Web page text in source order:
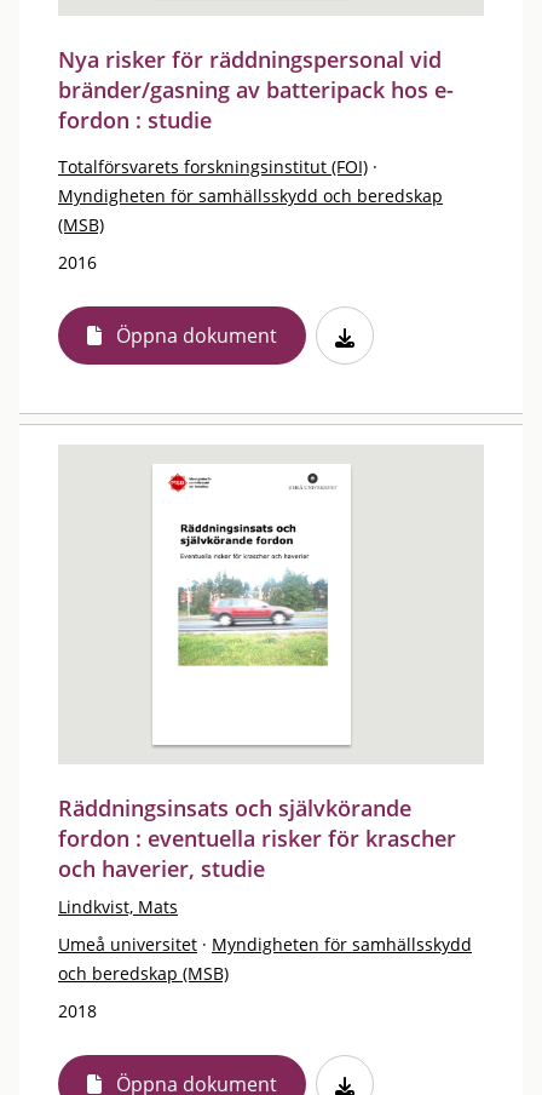
Nya risker för räddningspersonal vid
bränder/gasning av batteripack hos e-
fordon : studie
Totalförsvarets forskningsinstitut (FOI) ·
Myndigheten för samhällsskydd och beredskap
(MSB)
2016
Öppna dokument
Räddningsinsats och självkörande
fordon : eventuella risker för krascher
och haverier, studie
Lindkvist, Mats
Umeå universitet · Myndigheten för samhällsskydd
och beredskap (MSB)
2018
Öppna dokument